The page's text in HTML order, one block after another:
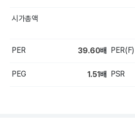
시가총액
PER 39.60배 PER(F)
PEG 1.51배 PSR